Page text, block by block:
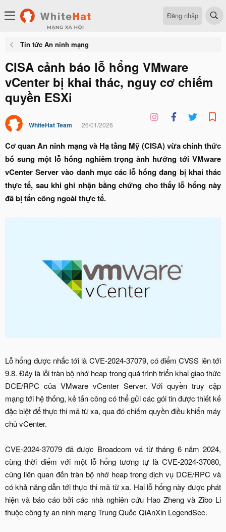
Đăng nhập
Tin tức An ninh mạng
CISA cảnh báo lỗ hổng VMware
vCenter bị khai thác, nguy cơ chiếm
quyền ESXi
WhiteHat Team 26/01/2026
Cơ quan An ninh mạng và Hạ tầng Mỹ (CISA) vừa chính thức
bổ sung một lỗ hổng nghiêm trọng ảnh hưởng tới VMware
vCenter Server vào danh mục các lỗ hổng đang bị khai thác
thực tế, sau khi ghi nhận bằng chứng cho thấy lỗ hổng này
đã bị tấn công ngoài thực tế.
Lỗ hổng được nhắc tới là CVE-2024-37079, có điểm CVSS lên tới
9.8. Đây là lỗi tràn bộ nhớ heap trong quá trình triển khai giao thức
DCE/RPC của VMware vCenter Server. Với quyền truy cập
mạng tới hệ thống, kẻ tấn công có thể gửi các gói tin được thiết kế
đặc biệt để thực thi mã từ xa, qua đó chiếm quyền điều khiển máy
chủ vCenter.
CVE-2024-37079 đã được Broadcom vá từ tháng 6 năm 2024,
cùng thời điểm với một lỗ hổng tương tự là CVE-2024-37080,
cũng liên quan đến tràn bộ nhớ heap trong dịch vụ DCE/RPC và
có khả năng dẫn tới thực thi mã từ xa. Hai lỗ hổng này được phát
hiện và báo cáo bởi các nhà nghiên cứu Hao Zheng và Zibo Li
thuộc công ty an ninh mạng Trung Quốc QiAnXin LegendSec.